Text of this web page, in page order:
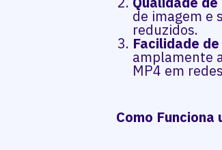
de imagem e
reduzidos.
Facilidade
amplamente
MP4 em
Como Funciona